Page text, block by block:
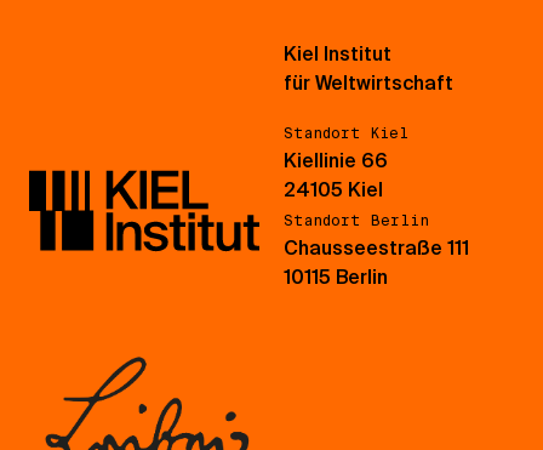
Kiel Institut
für Weltwirtschaft
Standort Kiel
Kiellinie 66
24105 Kiel
Standort Berlin
Chausseestraße 111
10115 Berlin